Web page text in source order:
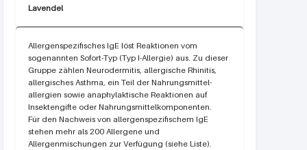
Lavendel
Allergenspezifisches IgE löst Reaktionen vom
sogenannten Sofort-Typ (Typ I-Allergie) aus. Zu dieser
Gruppe zählen Neurodermitis, allergische Rhinitis,
allergisches Asthma, ein Teil der Nahrungs­mittel­
allergien sowie anaphylaktische Reaktionen auf
Insektengifte oder Nahrungsmittel­komponenten.
Für den Nachweis von allergenspezifischem IgE
stehen mehr als 200 Allergene und
Allergenmischungen zur Verfügung (siehe Liste).